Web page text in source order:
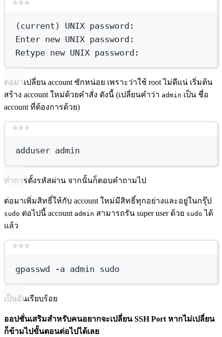
(current ) UNIX password:
Enter new UNIX password:
Retype new UNIX password:
ต่อมาเปลี่ยน account ซักหน่อย เพราะว่าใช้ root ไม่ดีแน่ เริ่มต้น
สร้าง account ใหม่ด้วยคำสั่ง ดังนี้ (เปลี่ยนคำว่า admin เป็น ชื่อ
account ที่ต้องการด้วย)
adduser admin
ทำการตั้งรหัสผ่าน จากนั้นก็ตอบคำถามไป
ต่อมาเพิ่มสิทธิ์ให้กับ account ใหม่มีสิทธิ์ทุกอย่างและอยู่ในกรุ๊ป
sudo ต่อไปนี้ account admin สามารถรัน super user ด้วย sudo ได้
แล้ว
gpasswd -a admin sudo
เป็นอันเรียบร้อย
ออปชั่นเสริมสำหรับคนอยากจะเปลี่ยน SSH Port หากไม่เปลี่ยน
ก็ข้ามไปขั้นตอนต่อไปได้เลย